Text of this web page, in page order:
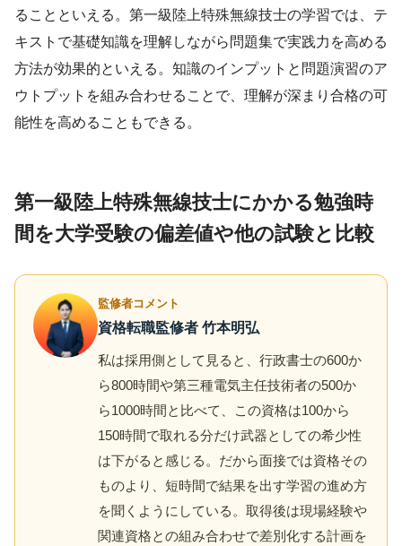
ることといえる。第一級陸上特殊無線技士の学習では、テ
キストで基礎知識を理解しながら問題集で実践力を高める
方法が効果的といえる。知識のインプットと問題演習のア
ウトプットを組み合わせることで、理解が深まり合格の可
能性を高めることもできる。
第一級陸上特殊無線技士にかかる勉強時
間を大学受験の偏差値や他の試験と比較
監修者コメント
資格転職監修者 竹本明弘
私は採用側として見ると、行政書士の600か
ら800時間や第三種電気主任技術者の500か
ら1000時間と比べて、この資格は100から
150時間で取れる分だけ武器としての希少性
は下がると感じる。だから面接では資格その
ものより、短時間で結果を出す学習の進め方
を聞くようにしている。取得後は現場経験や
関連資格との組み合わせで差別化する計画を